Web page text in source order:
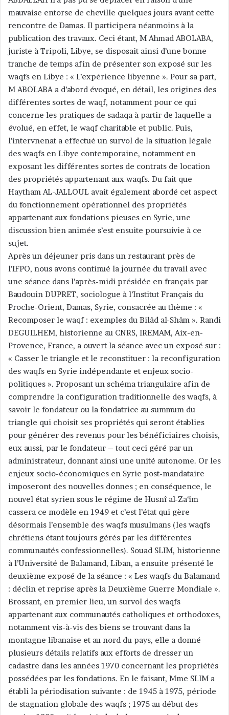
mauvaise entorse de cheville quelques jours avant cette
rencontre de Damas. Il participera néanmoins à la
publication des travaux. Ceci étant, M Ahmad ABOLABA,
juriste à Tripoli, Libye, se disposait ainsi d’une bonne
tranche de temps afin de présenter son exposé sur les
waqfs en Libye : « L’expérience libyenne ». Pour sa part,
M ABOLABA a d’abord évoqué, en détail, les origines des
différentes sortes de waqf, notamment pour ce qui
concerne les pratiques de sadaqa à partir de laquelle a
évolué, en effet, le waqf charitable et public. Puis,
l’intervnenat a effectué un survol de la situation légale
des waqfs en Libye contemporaine, notamment en
exposant les différentes sortes de contrats de location
des propriétés appartenant aux waqfs. Du fait que
Haytham AL-JALLOUL avait également abordé cet aspect
du fonctionnement opérationnel des propriétés
appartenant aux fondations pieuses en Syrie, une
discussion bien animée s’est ensuite poursuivie à ce
sujet.
Après un déjeuner pris dans un restaurant près de
l’IFPO, nous avons continué la journée du travail avec
une séance dans l’après-midi présidée en français par
Baudouin DUPRET, sociologue à l’Institut Français du
Proche-Orient, Damas, Syrie, consacrée au thème : «
Recomposer le waqf : exemples du Bilâd al-Shâm ». Randi
DEGUILHEM, historienne au CNRS, IREMAM, Aix-en-
Provence, France, a ouvert la séance avec un exposé sur :
« Casser le triangle et le reconstituer : la reconfiguration
des waqfs en Syrie indépendante et enjeux socio-
politiques ». Proposant un schéma triangulaire afin de
comprendre la configuration traditionnelle des waqfs, à
savoir le fondateur ou la fondatrice au summum du
triangle qui choisit ses propriétés qui seront établies
pour générer des revenus pour les bénéficiaires choisis,
eux aussi, par le fondateur – tout ceci géré par un
administrateur, donnant ainsi une unité autonome. Or les
enjeux socio-économiques en Syrie post-mandataire
imposeront des nouvelles donnes ; en conséquence, le
nouvel état syrien sous le régime de Husnî al-Za‘îm
cassera ce modèle en 1949 et c’est l’état qui gère
désormais l’ensemble des waqfs musulmans (les waqfs
chrétiens étant toujours gérés par les différentes
communautés confessionnelles). Souad SLIM, historienne
à l’Université de Balamand, Liban, a ensuite présenté le
deuxième exposé de la séance : « Les waqfs du Balamand
: déclin et reprise après la Deuxième Guerre Mondiale ».
Brossant, en premier lieu, un survol des waqfs
appartenant aux communautés catholiques et orthodoxes,
notamment vis-à-vis des biens se trouvant dans la
montagne libanaise et au nord du pays, elle a donné
plusieurs détails relatifs aux efforts de dresser un
cadastre dans les années 1970 concernant les propriétés
possédées par les fondations. En le faisant, Mme SLIM a
établi la périodisation suivante : de 1945 à 1975, période
de stagnation globale des waqfs ; 1975 au début des